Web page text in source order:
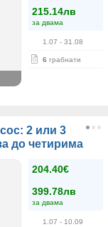
215.14лв
за двама
1.07 - 31.08
6 грабнати
2 или 3
до четирима
204.40€
399.78лв
за двама
1.07 - 10.09